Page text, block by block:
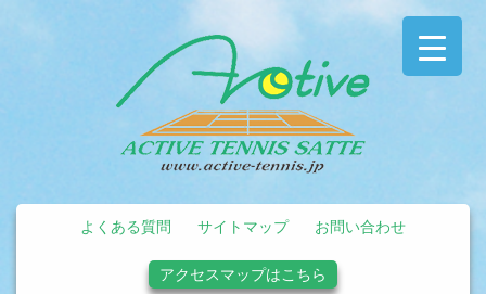
よくある質問 サイトマップ お問い合わせ
アクセスマップはこちら